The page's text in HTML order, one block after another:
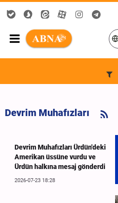
Devrim Muhafızları
Devrim Muhafızları Ürdün'deki
Amerikan üssüne vurdu ve
Ürdün halkına mesaj gönderdi
2026-07-23 18:28